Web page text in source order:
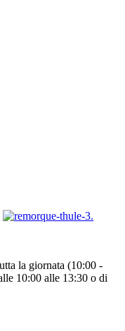
la giornata (10:00 -
10:00 alle 13:30 o di